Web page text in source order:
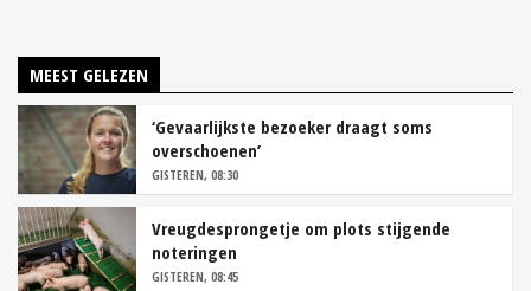
MEEST GELEZEN
‘Gevaarlijkste bezoeker draagt soms
overschoenen’
GISTEREN, 08:30
Vreugdesprongetje om plots stijgende
noteringen
GISTEREN, 08:45